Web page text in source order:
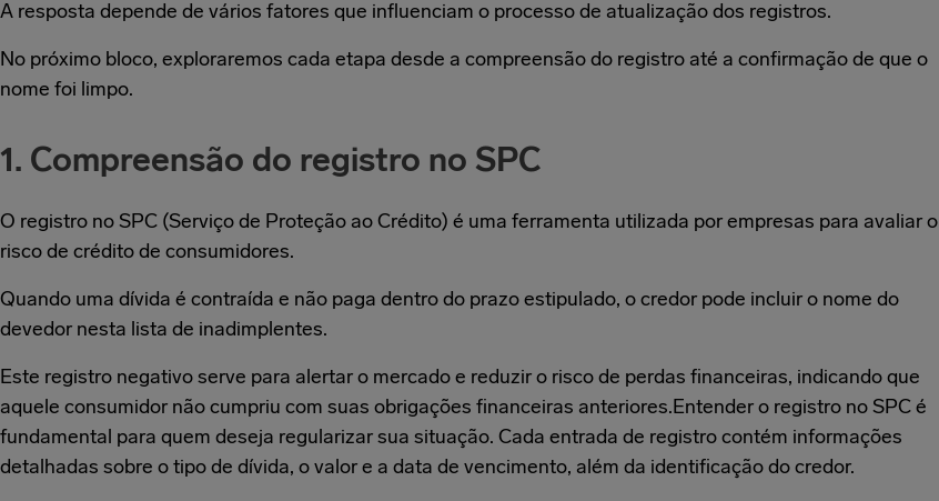
A resposta depende de vários fatores que influenciam o processo de atualização dos registros.
No próximo bloco, exploraremos cada etapa desde a compreensão do registro até a confirmação de que o
nome foi limpo.
1. Compreensão do registro no SPC
O registro no SPC (Serviço de Proteção ao Crédito) é uma ferramenta utilizada por empresas para avaliar o
risco de crédito de consumidores.
Quando uma dívida é contraída e não paga dentro do prazo estipulado, o credor pode incluir o nome do
devedor nesta lista de inadimplentes.
Este registro negativo serve para alertar o mercado e reduzir o risco de perdas financeiras, indicando que
aquele consumidor não cumpriu com suas obrigações financeiras anteriores.Entender o registro no SPC é
fundamental para quem deseja regularizar sua situação. Cada entrada de registro contém informações
detalhadas sobre o tipo de dívida, o valor e a data de vencimento, além da identificação do credor.